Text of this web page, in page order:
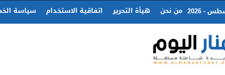
من نحن هيأة التحرير اتفاقية الاستخدام سياسة